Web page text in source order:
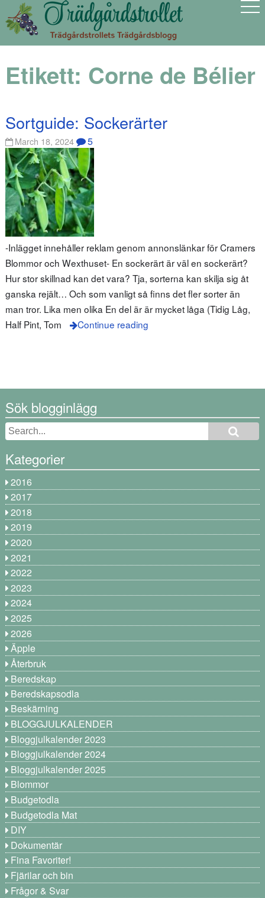
Etikett: Corne de Bélier
Sortguide: Sockerärter
March 18, 2024 5
-Inlägget innehåller reklam genom annonslänkar för Cramers
Blommor och Wexthuset- En sockerärt är väl en sockerärt?
Hur stor skillnad kan det vara? Tja, sorterna kan skilja sig åt
ganska rejält… Och som vanligt så finns det fler sorter än
man tror. Lika men olika En del är är mycket låga (Tidig Låg,
Half Pint, Tom
Continue reading
Sök blogginlägg
Kategorier
2016
2017
2018
2019
2020
2021
2022
2023
2024
2025
2026
Äpple
Återbruk
Beredskap
Beredskapsodla
Beskärning
BLOGGJULKALENDER
Bloggjulkalender 2023
Bloggjulkalender 2024
Bloggjulkalender 2025
Blommor
Budgetodla
Budgetodla Mat
DIY
Dokumentär
Fina Favoriter!
Fjärilar och bin
Frågor & Svar